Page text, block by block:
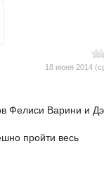
18 июня 2014
Фелиси Варини и
пройти весь